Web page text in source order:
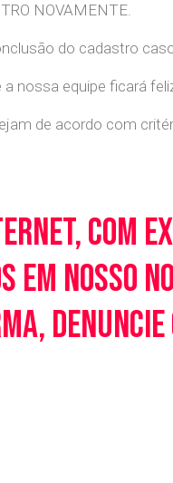
NOVAMENTE.
do cadastro
nossa equipe ficará
de acordo com
com
nosso